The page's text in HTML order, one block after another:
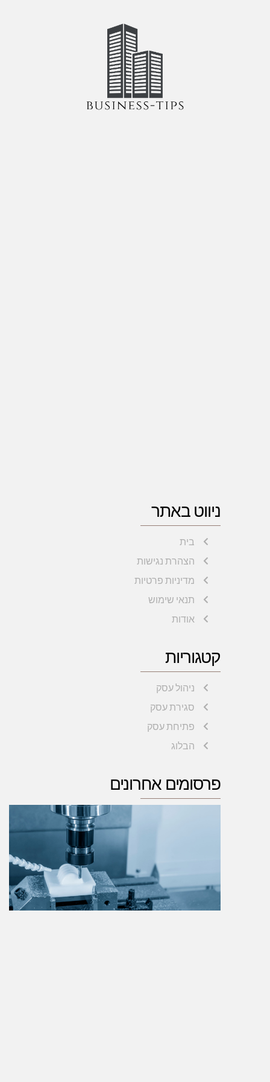
ניווט באתר
בית
הצהרת נגישות
מדיניות פרטיות
תנאי שימוש
אודות
קטגוריות
ניהול עסק
סגירת עסק
פתיחת עסק
הבלוג
פרסומים אחרונים